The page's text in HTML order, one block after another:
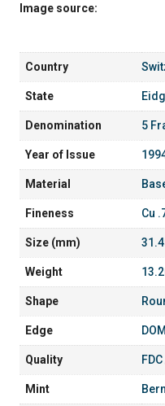
Image source:
Country
State
Denomination 5
Year of Issue
Material
Fineness Cu
Size (mm)
Weight
Shape
Edge
Quality
Mint Bern